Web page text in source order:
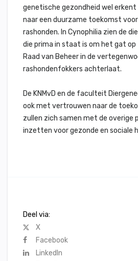
genetische gezondheid wel erkent
naar een duurzame toekomst
rashonden. In Cynophilia zien de
die prima in staat is om het gat
Raad van Beheer in de
rashondenfokkers achterlaat.
De KNMvD en de faculteit
ook met vertrouwen naar de
zullen zich samen met de overige
inzetten voor gezonde en sociale
Deel via:
X
Facebook
LinkedIn